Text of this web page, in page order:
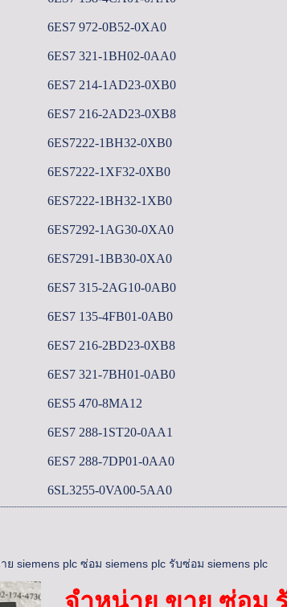
6ES7 972-0B52-0XA0
6ES7 321-1BH02-0AA0
6ES7 214-1AD23-0XB0
6ES7 216-2AD23-0XB8
6ES7222-1BH32-0XB0
6ES7222-1XF32-0XB0
6ES7222-1BH32-1XB0
6ES7292-1AG30-0XA0
6ES7291-1BB30-0XA0
6ES7 315-2AG10-0AB0
6ES7 135-4FB01-0AB0
6ES7 216-2BD23-0XB8
6ES7 321-7BH01-0AB0
6ES5 470-8MA12
6ES7 288-1ST20-0AA1
6ES7 288-7DP01-0AA0
6SL3255-0VA00-5AA0
ย siemens plc ซ่อม siemens plc รับซ่อม siemens plc
จำหน่าย ขาย ซ่อม